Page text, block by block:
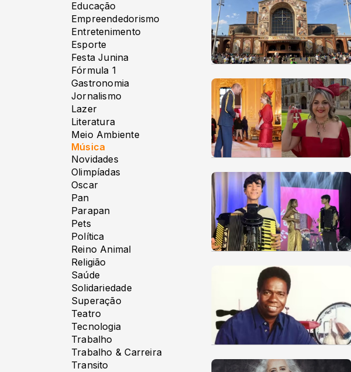
Educação
Empreendedorismo
Entretenimento
Esporte
Festa Junina
Fórmula 1
Gastronomia
Jornalismo
Lazer
Literatura
Meio Ambiente
Música
Novidades
Olimpíadas
Oscar
Pan
Parapan
Pets
Política
Reino Animal
Religião
Saúde
Solidariedade
Superação
Teatro
Tecnologia
Trabalho
Trabalho & Carreira
Transito